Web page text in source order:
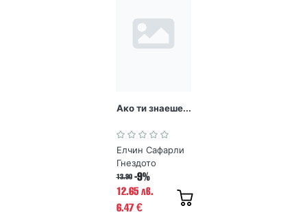
Ако ти знаеше...
Елчин Сафарли
Гнездото
13.90 -9%
12.65 лв.
6.47€